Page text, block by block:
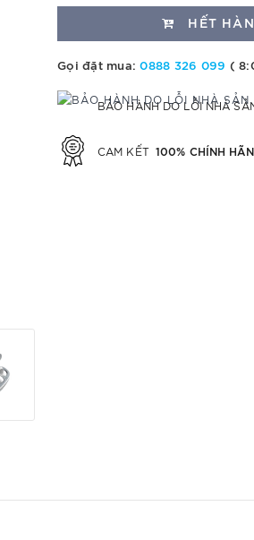
HẾT
Gọi đặt mua:0888 326 099 (
BẢO HÀNH DO LỖI NHÀ
CAM KẾT 100% CHÍNH